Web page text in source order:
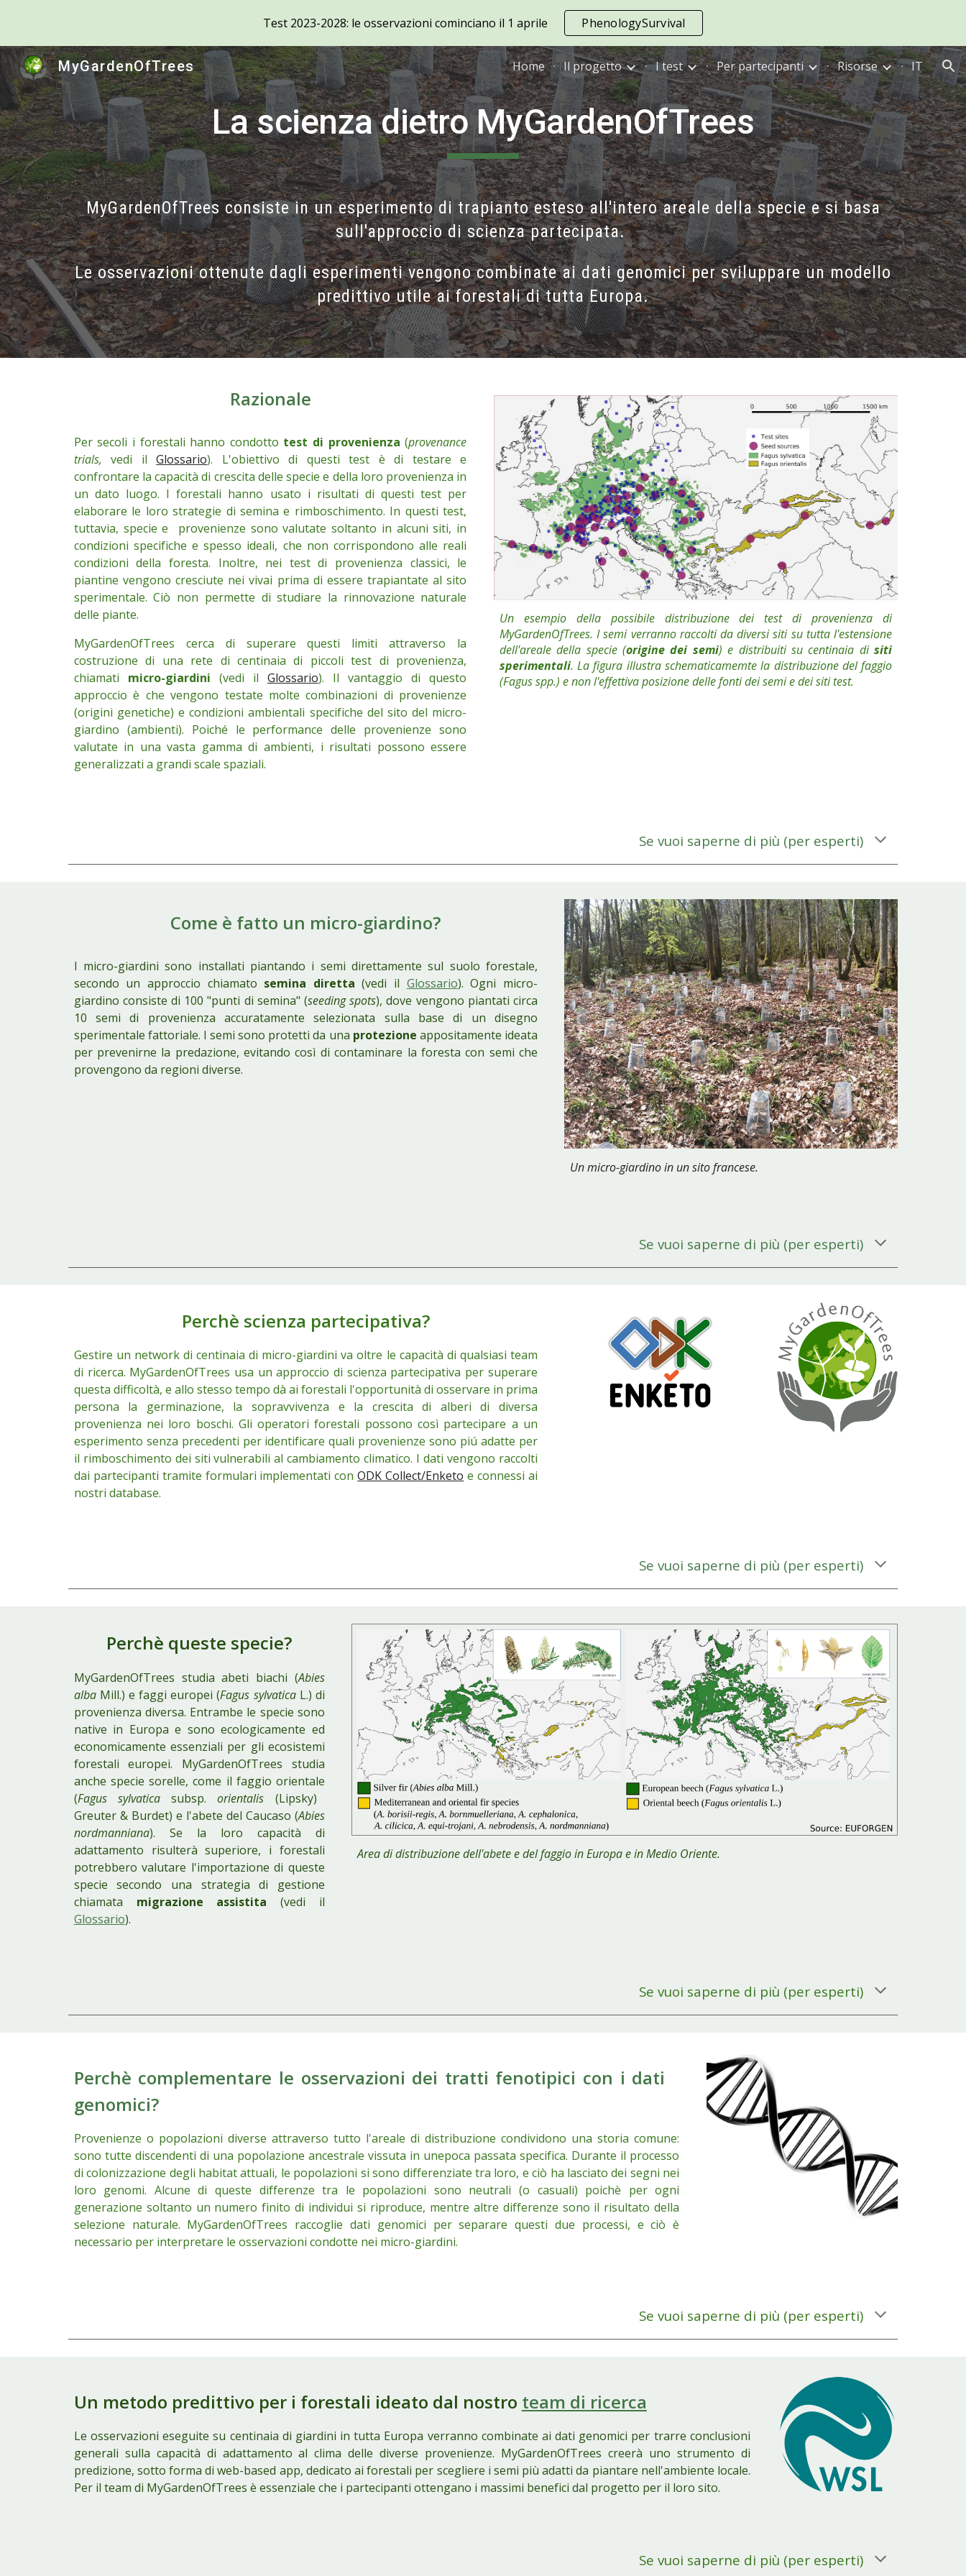
Skip to main content Skip to navigation
Test 2023-2028: le osservazioni cominciano il 1 aprile PhenologySurvival
MyGardenOfTrees Home Il progetto I test Per partecipanti Risorse IT
La scienza dietroMyGardenOfTrees
MyGardenOfTrees consiste in un esperimento di trapiantoesteso all'intero areale della specie e si basa
sull'approccio di scienzapartecipata.
Le osservazioni ottenute dagli esperimenti vengono combinate ai dati genomici per sviluppare unmodello
predittivoutile ai forestali di tutta Europa.
Razionale
Per secoli i forestali hanno condotto test di provenienza(provenance
trials,vedi ilGlossario). L'obiettivo di questi test è di testare e
confrontare la capacità di crescita delle specie e della loro provenienza in
un dato luogo. I forestali hanno usato i risultati di questi test per
elaborare le loro strategie di semina e rimboschimento. In questi test,
tuttavia, specie e provenienze sono valutate soltanto in alcuni siti, in
condizioni specifiche e spesso ideali, che non corrispondono alle reali
condizioni della foresta. Inoltre, nei test di provenienza classici, le
piantine vengono cresciute nei vivai prima di essere trapiantate al sito
sperimentale. Ciò non permette di studiare la rinnovazione naturale
delle piante.
MyGardenOfTrees cerca di superare questi limiti attraverso la
costruzione di una rete di centinaia di piccoli test di provenienza,
chiamati micro-giardini (vedi ilGlossario). Il vantaggio di questo
approccio è che vengono testate molte combinazioni di provenienze
(origini genetiche) e condizioni ambientali specifiche del sito del micro-
giardino (ambienti). Poiché le performance delle provenienze sono
valutate in una vasta gamma di ambienti, i risultati possono essere
generalizzati a grandi scale spaziali.
Un esempio della possibile distribuzione dei test di provenienza di
MyGardenOfTrees. I semi verranno raccolti da diversi siti su tutta l'estensione
dell'areale della specie (origine dei semi) e distribuiti su centinaia disiti
sperimentali. La figura illustra schematicamemte la distribuzione del faggio
(Fagusspp.) e non l'effettiva posizione delle fonti dei semi e dei siti test.
Se vuoi saperne di più (per esperti)
Come è fatto un micro-giardino?
I micro-giardini sono installati piantando i semi direttamente sul suolo forestale,
secondo un approccio chiamato semina diretta (vedi il Glossario). Ogni micro-
giardino consiste di 100 "punti di semina" (seeding spots), dove vengono piantati circa
10 semi di provenienza accuratamente selezionata sulla base di un disegno
sperimentale fattoriale. I semi sono protetti da una protezione appositamente ideata
per prevenirne la predazione, evitando così di contaminare la foresta con semi che
provengono da regioni diverse.
Un micro-giardino in un sito francese.
Se vuoi saperne di più (per esperti)
Perchè scienza partecipativa?
Gestire un network di centinaia di micro-giardini va oltre le capacità di qualsiasi team
di ricerca. MyGardenOfTrees usa un approccio di scienza partecipativa per superare
questa difficoltà, e allo stesso tempo dà ai forestali l'opportunità di osservare in prima
persona la germinazione, la sopravvivenza e la crescita di alberi di diversa
provenienza nei loro boschi. Gli operatori forestali possono così partecipare a un
esperimento senza precedenti per identificare quali provenienze sono piú adatte per
il rimboschimento dei siti vulnerabili al cambiamento climatico. I dati vengono raccolti
dai partecipanti tramite formulari implementati conODK Collect/Enketo e connessi ai
nostri database.
Se vuoi saperne di più (per esperti)
Perchè queste specie?
MyGardenOfTrees studia abeti biachi (Abies
albaMill.)e faggi europei(Fagus sylvaticaL.) di
provenienza diversa. Entrambe le specie sono
native in Europa e sono ecologicamente ed
economicamente essenziali per gli ecosistemi
forestali europei. MyGardenOfTrees studia
anche specie sorelle, come il faggio orientale
(Fagus sylvaticasubsp.orientalis (Lipsky)
Greuter & Burdet) e l'abete del Caucaso (Abies
nordmanniana). Se la loro capacità di
adattamento risulterà superiore, i forestali
potrebbero valutare l'importazione di queste
specie secondo una strategia di gestione
chiamata migrazione assistita (vedi il
Glossario).
Area di distribuzione dell'abete e del faggio in Europa e in Medio Oriente.
Se vuoi saperne di più (per esperti)
Perchè complementare le osservazioni dei tratti fenotipici con i dati
genomici?
Provenienze o popolazioni diverse attraverso tutto l'areale di distribuzione condividono una storia comune:
sono tutte discendenti di una popolazione ancestrale vissuta in unepoca passata specifica. Durante il processo
di colonizzazione degli habitat attuali, le popolazioni si sono differenziate tra loro, e ciò ha lasciato dei segni nei
loro genomi. Alcune di queste differenze tra le popolazioni sono neutrali (o casuali) poichè per ogni
generazione soltanto un numero finito di individui si riproduce, mentre altre differenze sono il risultato della
selezione naturale. MyGardenOfTrees raccoglie dati genomici per separare questi due processi, e ciò è
necessario per interpretare le osservazioni condotte nei micro-giardini.
Se vuoi saperne di più (per esperti)
Un metodo predittivo per i forestali ideato dal nostro team di ricerca
Le osservazioni eseguite su centinaia di giardini in tutta Europa verranno combinate ai dati genomici per trarre conclusioni
generali sulla capacità di adattamento al clima delle diverse provenienze. MyGardenOfTreescreerà uno strumento di
predizione, sotto forma di web-based app, dedicato ai forestali per scegliere i semi più adatti da piantare nell'ambiente locale.
Per il team di MyGardenOfTrees è essenziale che i partecipanti ottengano i massimi benefici dal progetto per il loro sito.
Se vuoi saperne di più (per esperti)